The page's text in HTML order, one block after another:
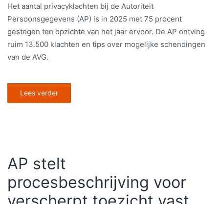
Het aantal privacyklachten bij de Autoriteit
Persoonsgegevens (AP) is in 2025 met 75 procent
gestegen ten opzichte van het jaar ervoor. De AP ontving
ruim 13.500 klachten en tips over mogelijke schendingen
van de AVG.
Lees verder
AP stelt
procesbeschrijving voor